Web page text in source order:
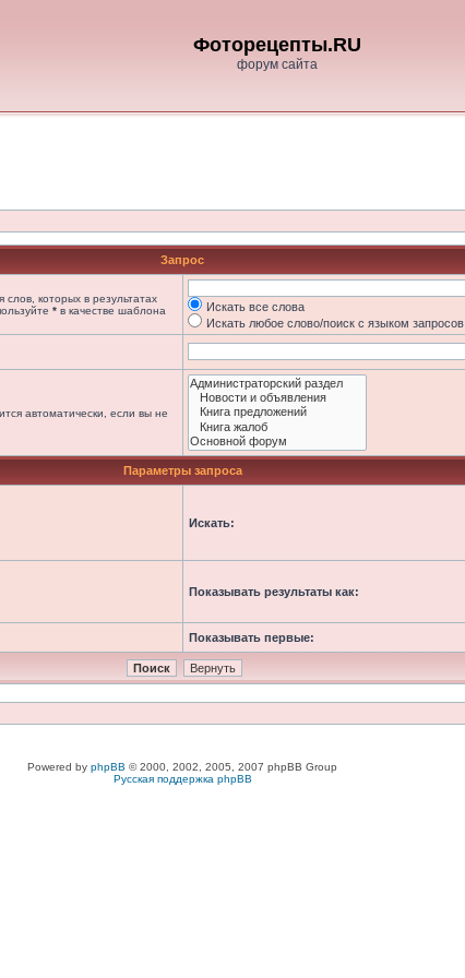
Фоторецепты.RU
форум сайта
Запрос
слов, которых в результатах
* в качестве шаблона
Искать все слова
Искать любое слово/поиск с языком запросов
автоматически, если вы не
Параметры запроса
Искать:
Показывать результаты как:
Показывать первые:
Powered by phpBB © 2000, 2002, 2005, 2007 phpBB Group
Русская поддержка phpBB